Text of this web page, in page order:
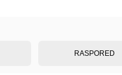
RASPORED